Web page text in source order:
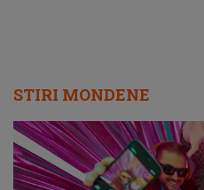
STIRI MONDENE